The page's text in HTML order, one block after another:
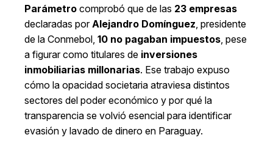
Parámetro comprobó que de las 23 empresas
declaradas por Alejandro Domínguez , presidente
de la Conmebol, 10 no pagaban impuestos , pese
a figurar como titulares de inversiones
inmobiliarias millonarias. Ese trabajo expuso
cómo la opacidad societaria atraviesa distintos
sectores del poder económico y por qué la
transparencia se volvió esencial para identificar
evasión y lavado de dinero en Paraguay.